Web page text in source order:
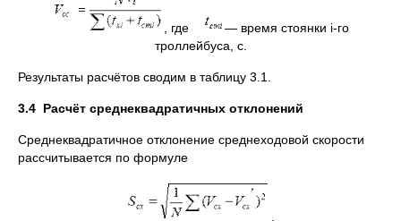
, где
— время стоянки i-го
троллейбуса, с.
Результаты расчётов сводим в таблицу 3.1.
3.4 Расчёт среднеквадратичных отклонений
Среднеквадратичное отклонение среднеходовой скорости
рассчитывается по формуле